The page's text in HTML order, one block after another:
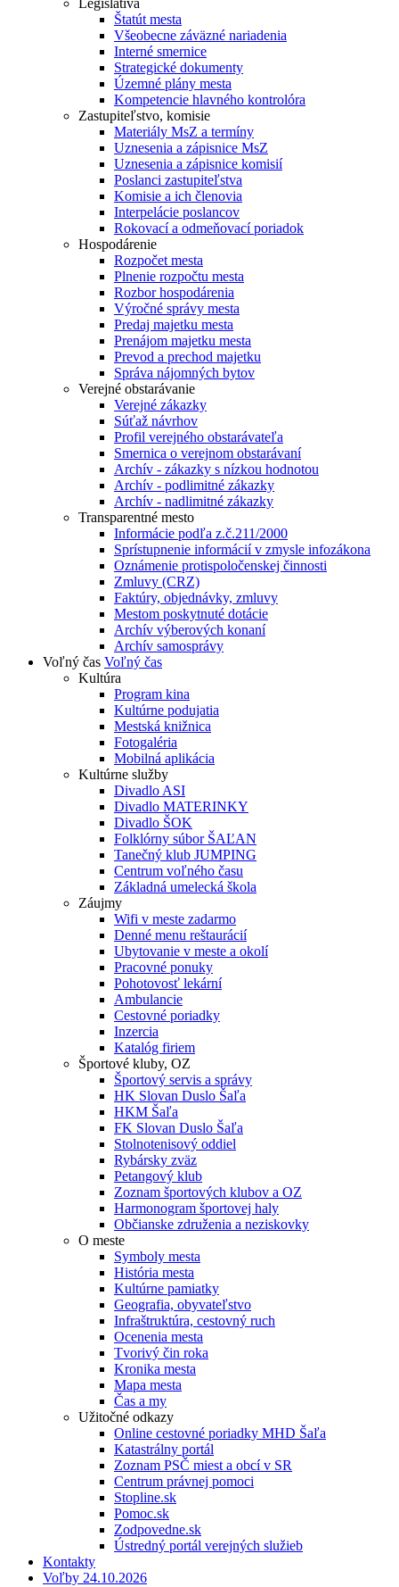
Legislatíva
Štatút mesta
Všeobecne záväzné nariadenia
Interné smernice
Strategické dokumenty
Územné plány mesta
Kompetencie hlavného kontrolóra
Zastupiteľstvo, komisie
Materiály MsZ a termíny
Uznesenia a zápisnice MsZ
Uznesenia a zápisnice komisií
Poslanci zastupiteľstva
Komisie a ich členovia
Interpelácie poslancov
Rokovací a odmeňovací poriadok
Hospodárenie
Rozpočet mesta
Plnenie rozpočtu mesta
Rozbor hospodárenia
Výročné správy mesta
Predaj majetku mesta
Prenájom majetku mesta
Prevod a prechod majetku
Správa nájomných bytov
Verejné obstarávanie
Verejné zákazky
Súťaž návrhov
Profil verejného obstarávateľa
Smernica o verejnom obstarávaní
Archív - zákazky s nízkou hodnotou
Archív - podlimitné zákazky
Archív - nadlimitné zákazky
Transparentné mesto
Informácie podľa z.č.211/2000
Sprístupnenie informácií v zmysle infozákona
Oznámenie protispoločenskej činnosti
Zmluvy (CRZ)
Faktúry, objednávky, zmluvy
Mestom poskytnuté dotácie
Archív výberových konaní
Archív samosprávy
Voľný čas Voľný čas
Kultúra
Program kina
Kultúrne podujatia
Mestská knižnica
Fotogaléria
Mobilná aplikácia
Kultúrne služby
Divadlo ASI
Divadlo MATERINKY
Divadlo ŠOK
Folklórny súbor ŠAĽAN
Tanečný klub JUMPING
Centrum voľného času
Základná umelecká škola
Záujmy
Wifi v meste zadarmo
Denné menu reštaurácií
Ubytovanie v meste a okolí
Pracovné ponuky
Pohotovosť lekární
Ambulancie
Cestovné poriadky
Inzercia
Katalóg firiem
Športové kluby, OZ
Športový servis a správy
HK Slovan Duslo Šaľa
HKM Šaľa
FK Slovan Duslo Šaľa
Stolnotenisový oddiel
Rybársky zväz
Petangový klub
Zoznam športových klubov a OZ
Harmonogram športovej haly
Občianske združenia a neziskovky
O meste
Symboly mesta
História mesta
Kultúrne pamiatky
Geografia, obyvateľstvo
Infraštruktúra, cestovný ruch
Ocenenia mesta
Tvorivý čin roka
Kronika mesta
Mapa mesta
Čas a my
Užitočné odkazy
Online cestovné poriadky MHD Šaľa
Katastrálny portál
Zoznam PSČ miest a obcí v SR
Centrum právnej pomoci
Stopline.sk
Pomoc.sk
Zodpovedne.sk
Ústredný portál verejných služieb
Kontakty
Voľby 24.10.2026